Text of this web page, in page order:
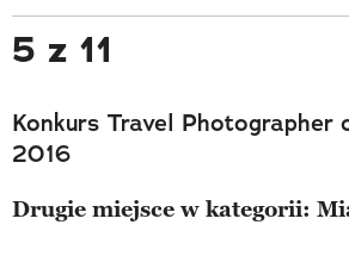
5 z 11
Konkurs Travel Photographer
2016
Drugie miejsce w kategorii: